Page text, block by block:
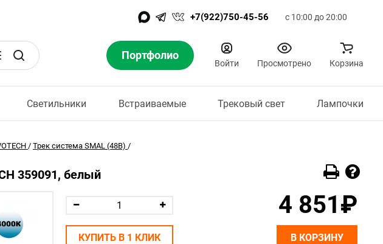
+7(922)750-45-56 с 10:00 до 20:00
Портфолио
Войти Просмотрено Корзина
Светильники Встраиваемые Трековый свет Лампочки
/ Трек система SMAL (48В) /
359091, белый
4 851₽
КУПИТЬ В 1 КЛИК В КОРЗИНУ